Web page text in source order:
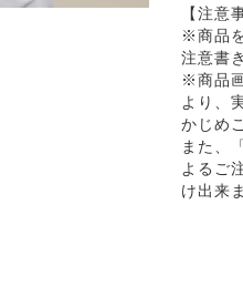
【注意
※商品
注意書
※商品
より、
かじめ
また、
よるご
け出来